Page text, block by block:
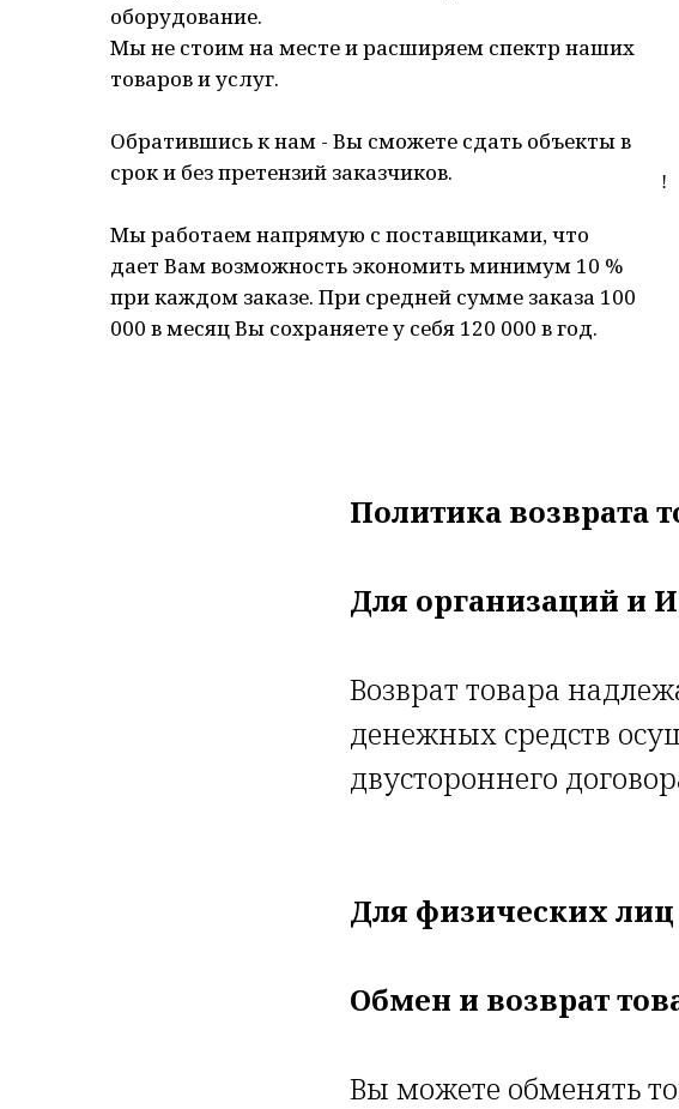
оборудование.
Мы не стоим на месте и расширяем спектр наших
товаров и услуг.
Обратившись к нам - Вы сможете сдать объекты в
срок и без претензий заказчиков.
Мы работаем напрямую с поставщиками, что
дает Вам возможность экономить минимум 10 %
при каждом заказе. При средней сумме заказа 100
000 в месяц Вы сохраняете у себя 120 000 в год.
!
Политика возврата
Для организаций и
Возврат товара
денежных средств
двустороннего
Для физических лиц
Обмен и возврат
Вы можете обменять